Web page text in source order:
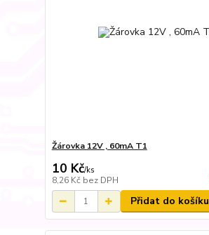
Žárovka 12V , 60mA T1
10 Kč/ks
8,26 Kč bez DPH
Přidat do košíku